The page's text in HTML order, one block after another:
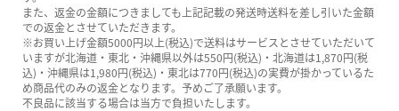
また、返金の金額につきましても上記記載の発送時送料を差し引いた金額
での返金とさせていただきます。
※お買い上げ金額5000円以上(税込)で送料はサービスとさせていただいて
いますが北海道・東北・沖縄県以外は550円(税込)・北海道は1,870円(税
込)・沖縄県は1,980円(税込)・東北は770円(税込)の実費が掛かっているた
め商品代のみの返金となります。予めご了承願います。
不良品に該当する場合は当方で負担いたします。